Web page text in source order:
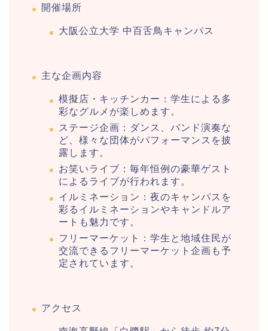
台・出店は?混雑情報も!
ピーチや予想有名人は誰?
角館桜まつり2026の屋台(出店)やライ
大河原桜まつり(千本桜)2026の屋台の
出店情報!混雑や渋滞も調査!
開催場所
大阪公立大学 中百舌鳥キャンパス
主な企画内容
模擬店・キッチンカー：学生による多
彩なグルメが楽しめます。
ステージ企画：ダンス、バンド演奏な
ど、様々な団体がパフォーマンスを披
露します。
お笑いライブ：毎年恒例の豪華ゲスト
によるライブが行われます。
イルミネーション：夜のキャンパスを
彩るイルミネーションやキャンドルア
ートも魅力です。
フリーマーケット：学生と地域住民が
交流できるフリーマーケット企画も予
定されています。
アクセス